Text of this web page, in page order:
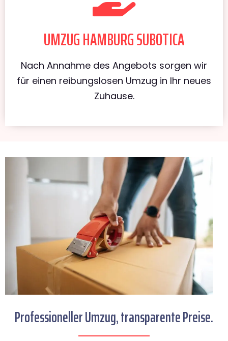
UMZUG HAMBURG SUBOTICA
Nach Annahme des Angebots sorgen wir
für einen reibungslosen Umzug in Ihr neues
Zuhause.
Professioneller Umzug, transparente Preise.